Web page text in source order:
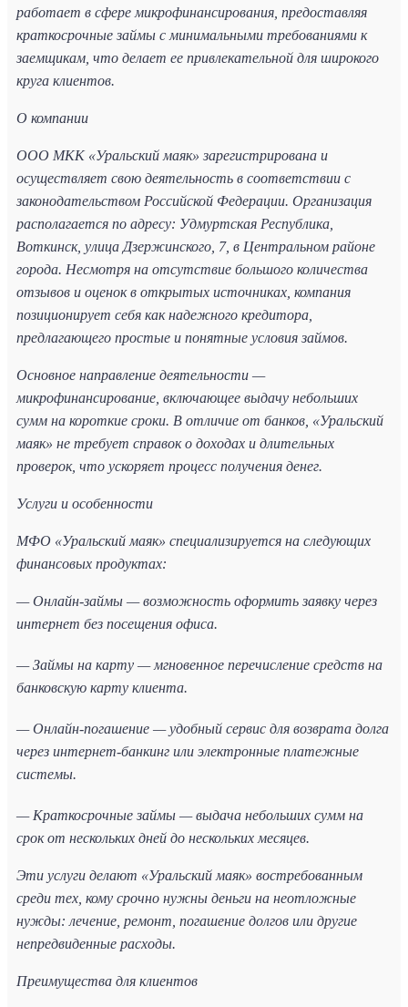
работает в сфере микрофинансирования, предоставляя
краткосрочные займы с минимальными требованиями к
заемщикам, что делает ее привлекательной для широкого
круга клиентов.
О компании
ООО МКК «Уральский маяк» зарегистрирована и
осуществляет свою деятельность в соответствии с
законодательством Российской Федерации. Организация
располагается по адресу: Удмуртская Республика,
Воткинск, улица Дзержинского, 7, в Центральном районе
города. Несмотря на отсутствие большого количества
отзывов и оценок в открытых источниках, компания
позиционирует себя как надежного кредитора,
предлагающего простые и понятные условия займов.
Основное направление деятельности —
микрофинансирование, включающее выдачу небольших
сумм на короткие сроки. В отличие от банков, «Уральский
маяк» не требует справок о доходах и длительных
проверок, что ускоряет процесс получения денег.
Услуги и особенности
МФО «Уральский маяк» специализируется на следующих
финансовых продуктах:
— Онлайн-займы — возможность оформить заявку через
интернет без посещения офиса.
— Займы на карту — мгновенное перечисление средств на
банковскую карту клиента.
— Онлайн-погашение — удобный сервис для возврата долга
через интернет-банкинг или электронные платежные
системы.
— Краткосрочные займы — выдача небольших сумм на
срок от нескольких дней до нескольких месяцев.
Эти услуги делают «Уральский маяк» востребованным
среди тех, кому срочно нужны деньги на неотложные
нужды: лечение, ремонт, погашение долгов или другие
непредвиденные расходы.
Преимущества для клиентов